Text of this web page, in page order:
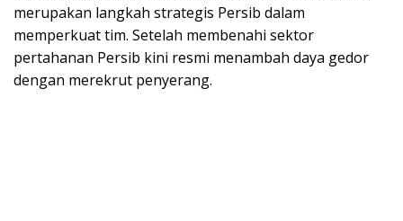
merupakan langkah strategis Persib dalam
memperkuat tim. Setelah membenahi sektor
pertahanan Persib kini resmi menambah daya gedor
dengan merekrut penyerang.